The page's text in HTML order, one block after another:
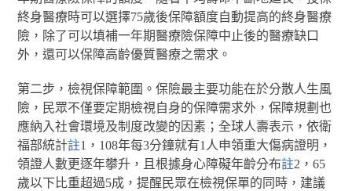
終身醫療時可以選擇75歲後保障額度自動提高的終身醫療
險，除了可以填補一年期醫療險保障中止後的醫療缺口
外，還可以保障高齡優質醫療之需求。
第二步，檢視保障範圍。保險最主要功能在於分散人生風
險，民眾不僅要定期檢視自身的保障需求外，保障規劃也
應納入社會環境及制度改變的因素；全球人壽表示，依衛
福部統計註1，108年每3分鐘就有1人申領重大傷病證明，
領證人數更逐年攀升，且根據身心障礙年齡分布註2，65
歲以下比重超過5成，提醒民眾在檢視保單的同時，建議